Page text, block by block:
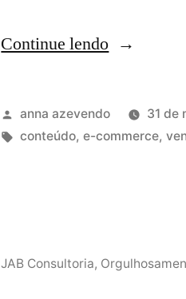
Continue lendo
anna azevendo 31 de
conteúdo,e-commerce,
JAB Consultoria,